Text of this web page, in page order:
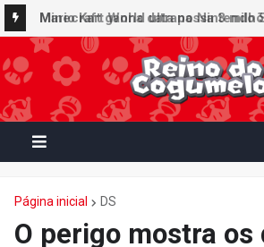
Minecraft ganha data no Nintendo
Super Mario Mash-Up receberá
gráfica exclusiva
Página inicial DS
O perigo mostra os